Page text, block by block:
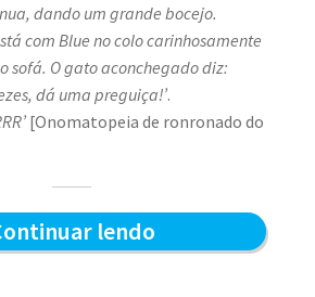
dando um grande bocejo.
com Blue no colo carinhosamente
sofá. O gato aconchegado diz:
dá uma preguiça!’.
[Onomatopeia de ronronado do
lendoPreparado